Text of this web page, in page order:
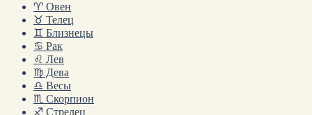
♈ Овен
♉ Телец
♊ Близнецы
♋ Рак
♌ Лев
♍ Дева
♎ Весы
♏ Скорпион
♐ Стрелец